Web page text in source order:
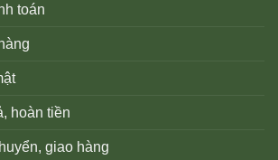
toán
hoàn tiền
giao hàng